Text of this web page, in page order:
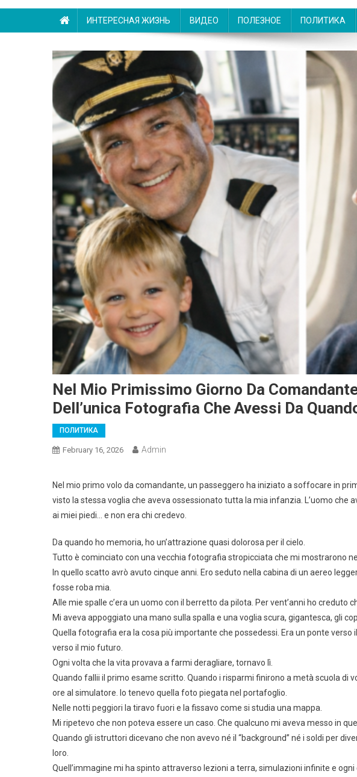
ИНТЕРЕСНАЯ ЖИЗНЬ ВИДЕО ПОЛЕЗНОЕ ПОЛИТИКА
Nel Mio Primissimo Giorno Da
Dell’unica Fotografia Che Avessi Da
ПОЛИТИКА
February 16, 2026 Admin
Nel mio primo volo da comandante, un passeggero ha iniziato a soffocare in
visto la stessa voglia che aveva ossessionato tutta la mia infanzia. L’uomo che
ai miei piedi… e non era chi credevo.
Da quando ho memoria, ho un’attrazione quasi dolorosa per il cielo.
Tutto è cominciato con una vecchia fotografia stropicciata che mi mostrarono
In quello scatto avrò avuto cinque anni. Ero seduto nella cabina di un aereo
fosse roba mia.
Alle mie spalle c’era un uomo con il berretto da pilota. Per vent’anni ho creduto
Mi aveva appoggiato una mano sulla spalla e una voglia scura, gigantesca, gli
Quella fotografia era la cosa più importante che possedessi. Era un ponte
verso il mio futuro.
Ogni volta che la vita provava a farmi deragliare, tornavo lì.
Quando fallii il primo esame scritto. Quando i risparmi finirono a metà scuola di
ore al simulatore. Io tenevo quella foto piegata nel portafoglio.
Nelle notti peggiori la tiravo fuori e la fissavo come si studia una mappa.
Mi ripetevo che non poteva essere un caso. Che qualcuno mi aveva messo in
Quando gli istruttori dicevano che non avevo né il “background” né i soldi per
loro.
Quell’immagine mi ha spinto attraverso lezioni a terra, simulazioni infinite e ogni